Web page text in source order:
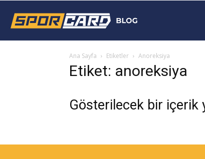
Blog
Ana Sayfa Etiketler Anoreksiya
Etiket: anoreksiya
Gösterilecek bir içerik